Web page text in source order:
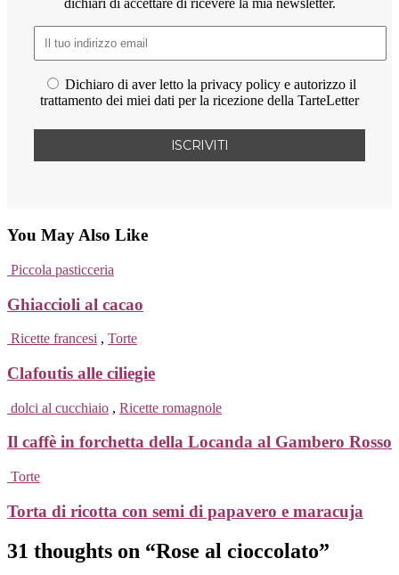
dichiari di accettare di ricevere la mia newsletter.
Dichiaro di aver letto la privacy policy e autorizzo il
trattamento dei miei dati per la ricezione della TarteLetter
You May Also Like
Piccola pasticceria
Ghiaccioli al cacao
Ricette francesi , Torte
Clafoutis alle ciliegie
dolci al cucchiaio , Ricette romagnole
Il caffè in forchetta della Locanda al Gambero Rosso
Torte
Torta di ricotta con semi di papavero e maracuja
31 thoughts on “Rose al cioccolato”